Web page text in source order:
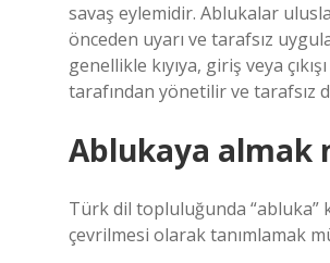
savaş eylemidir. Ablukalar
önceden uyarı ve tarafsız
genellikle kıyıya, giriş veya
tarafından yönetilir ve tarafsız
Ablukaya almak
Türk dil topluluğunda “abluka”
çevrilmesi olarak tanımlamak